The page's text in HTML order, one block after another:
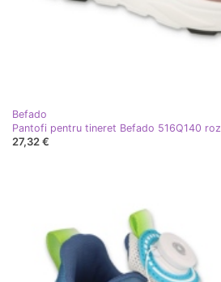
Befado
Pantofi pentru tineret Befado 516Q140 roz
27,32 €